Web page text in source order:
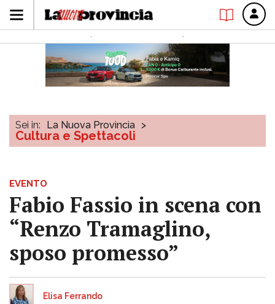
Sei in: La Nuova Provincia >
Cultura e Spettacoli
EVENTO
Fabio Fassio in scena con
“Renzo Tramaglino,
sposo promesso”
Elisa Ferrando